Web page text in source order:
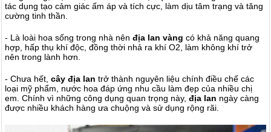
tác dụng tạo cảm giác ấm áp và tích cực, làm dịu tâm trạng và tăng
cường tinh thần.
- Là loài hoa sống trong nhà nên địa lan vàng có khả năng quang
hợp, hấp thụ khí độc, đồng thời nhả ra khí O2, làm không khí trở
nên trong lành hơn.
- Chưa hết, cây địa lan trở thành nguyên liệu chính điều chế các
loại mỹ phẩm, nước hoa đáp ứng nhu cầu làm đẹp của nhiều chị
em. Chính vì những công dụng quan trọng này, địa lan ngày càng
được nhiều khách hàng ưa chuộng và sử dụng rộng rãi.